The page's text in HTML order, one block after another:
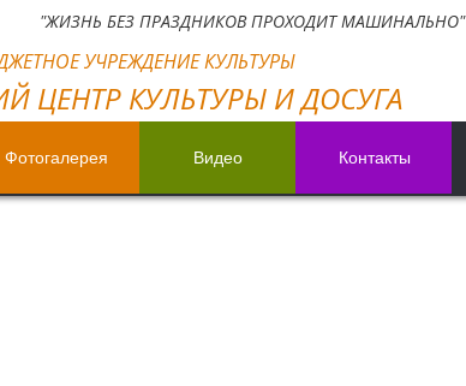
БЕЗ ПРАЗДНИКОВ ПРОХОДИТ МАШИНАЛЬНО"
УЧРЕЖДЕНИЕ КУЛЬТУРЫ
ЦЕНТР КУЛЬТУРЫ И ДОСУГА
Фотогалерея Видео Контакты